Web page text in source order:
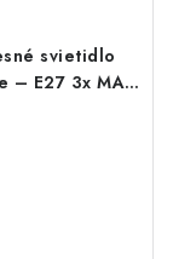
svietidlo
– E27 3x MAX